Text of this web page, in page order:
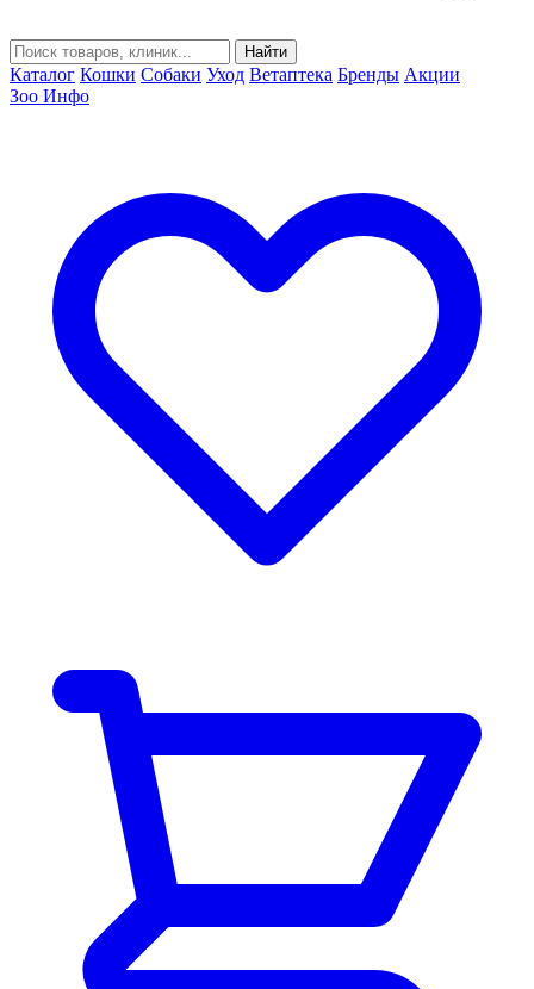
Найти
Каталог Кошки Собаки Уход Ветаптека Бренды Акции
Зоо Инфо